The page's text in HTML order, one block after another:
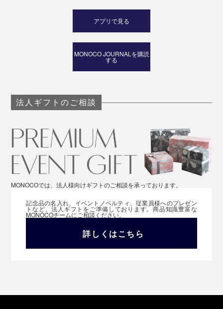
アプリで見る
MONOCO JOURNALを購読
する
法人ギフトのご相談
MONOCOでは、法人様向けギフトのご相談を承っております。
記念品の名入れ、イベントノベルティ、従業員様へのプレゼン
トなど、法人ギフトをご準備しております。商品知識豊富な
MONOCOチームにご相談ください。
詳しくはこちら